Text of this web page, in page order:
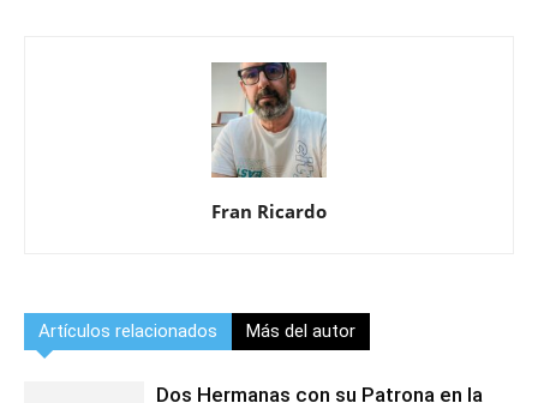
Fran Ricardo
Artículos relacionados Más del autor
Dos Hermanas con su Patrona en la